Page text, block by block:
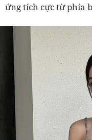
ứng tích cực từ phía